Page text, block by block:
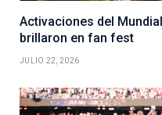
Activaciones del
brillaron en fan fest
JULIO 22, 2026